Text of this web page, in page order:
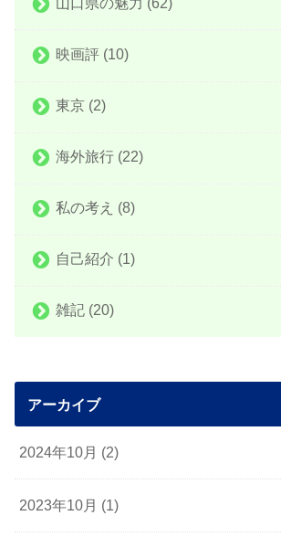
映画評 (10)
東京 (2)
海外旅行 (22)
私の考え (8)
自己紹介 (1)
雑記 (20)
アーカイブ
2024年10月 (2)
2023年10月 (1)